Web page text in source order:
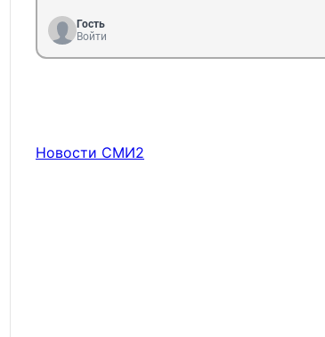
Гость
Войти
Новости СМИ2